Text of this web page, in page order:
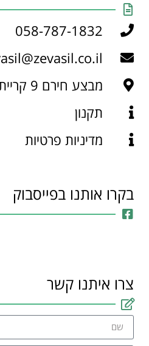
058-787-1832
מבצע חירם 9 קריית גת
תקנון
מדיניות פרטיות
בקרו אותנו בפייסבוק
צרו איתנו קשר